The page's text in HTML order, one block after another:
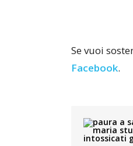
Se vuoi
Facebook.